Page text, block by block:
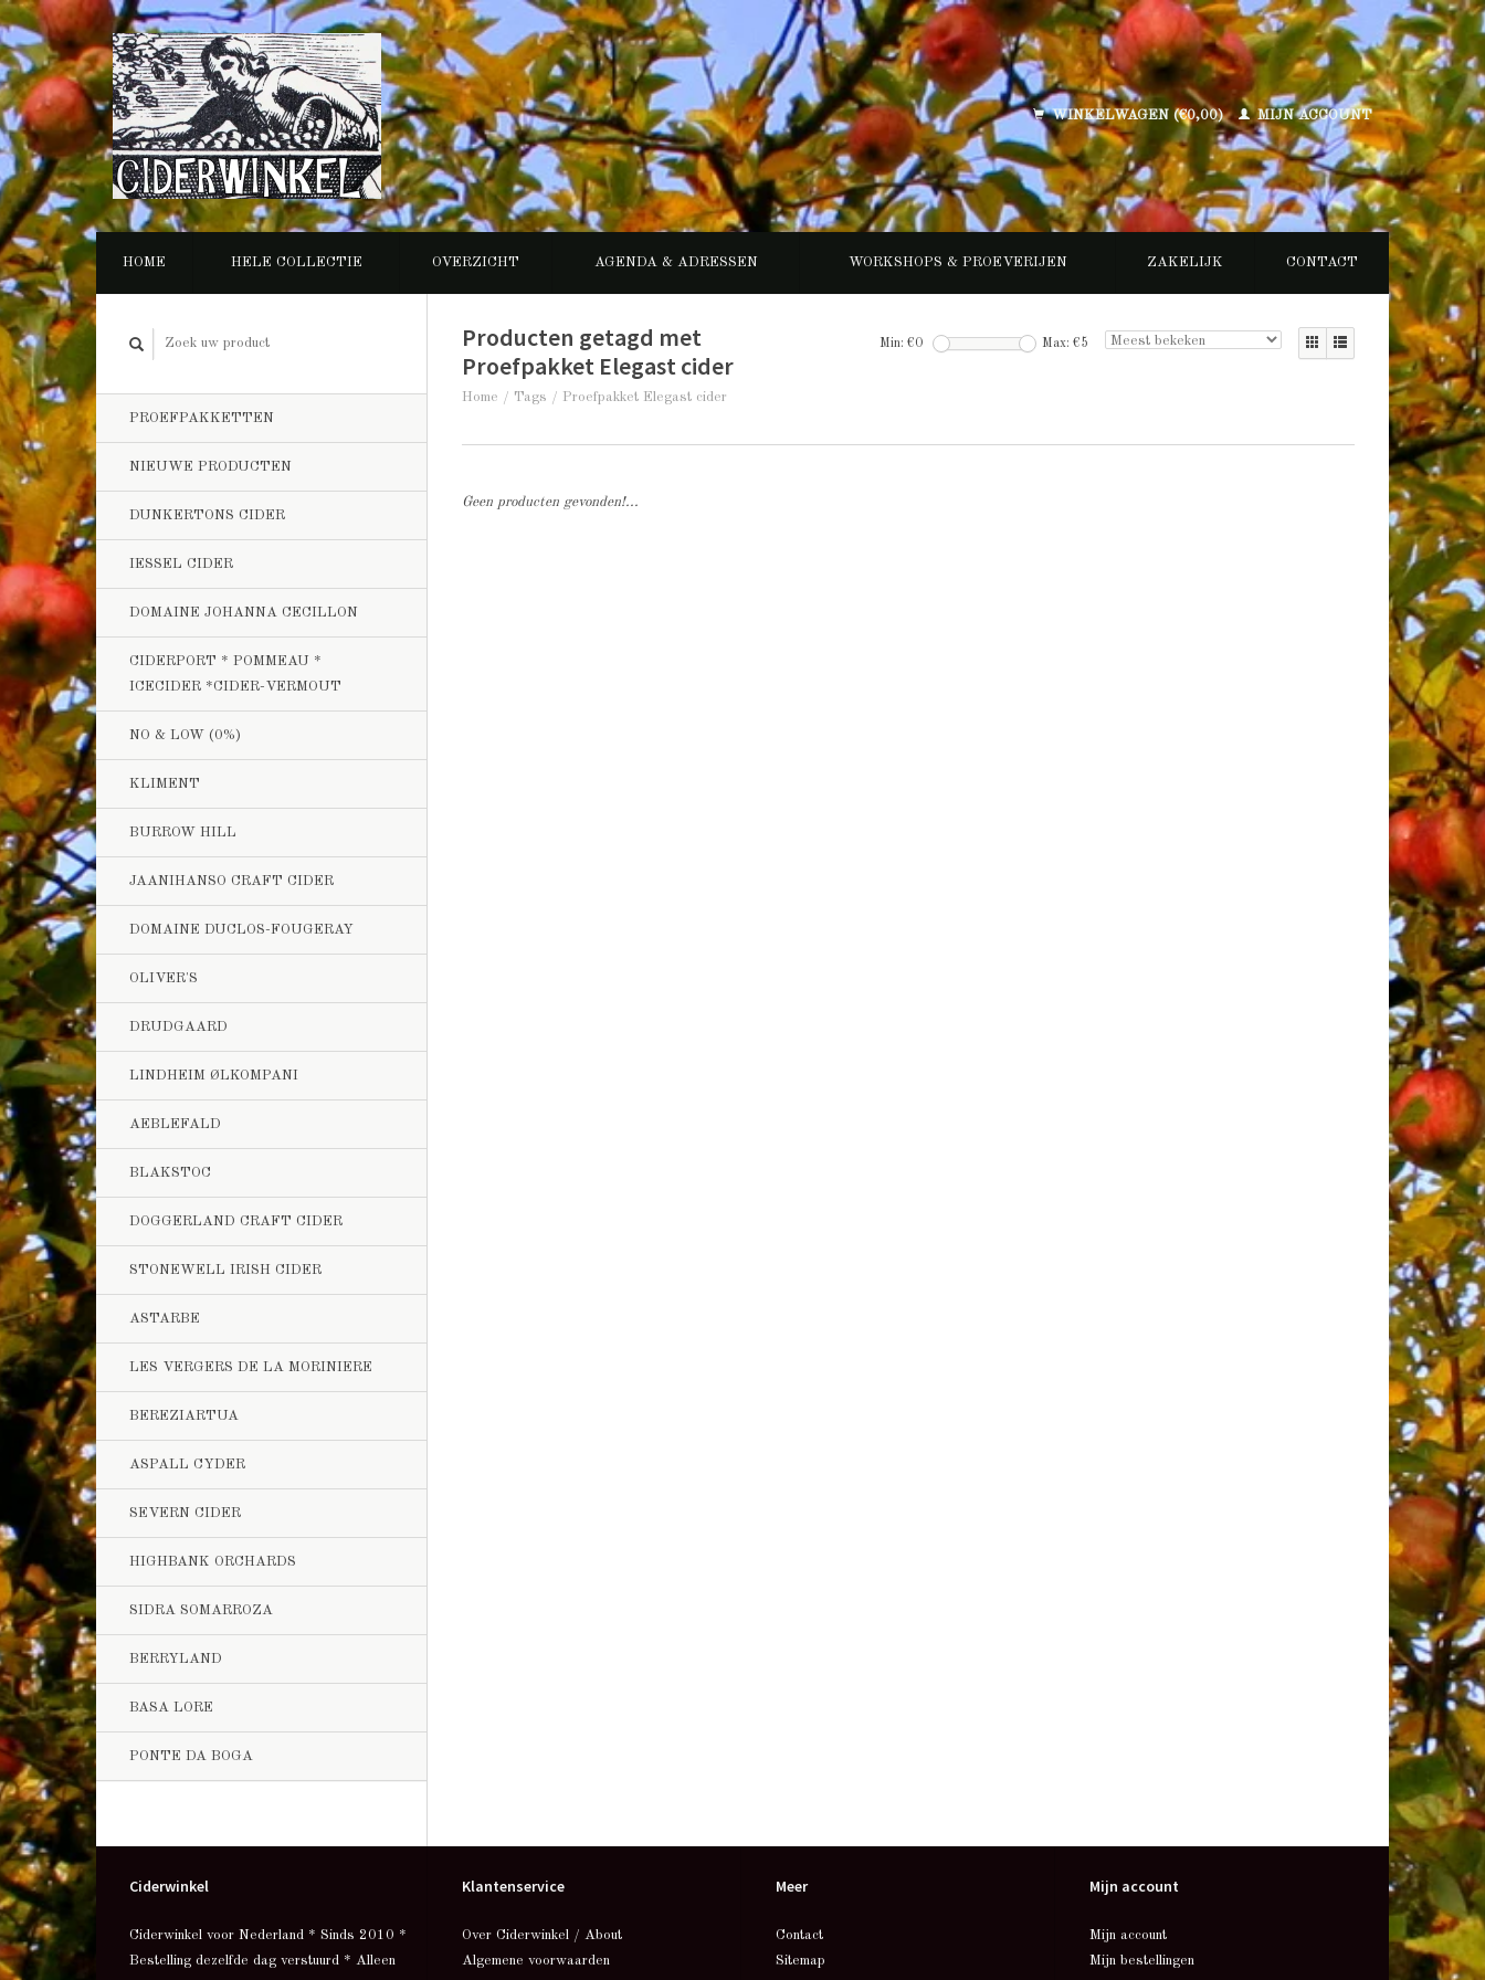
WINKELWAGEN (€0,00) MIJN ACCOUNT
HOME HELE COLLECTIE OVERZICHT AGENDA & ADRESSEN WORKSHOPS & PROEVERIJEN ZAKELIJK CONTACT
PROEFPAKKETTEN
NIEUWE PRODUCTEN
DUNKERTONS CIDER
IESSEL CIDER
DOMAINE JOHANNA CECILLON
CIDERPORT * POMMEAU *
ICECIDER *CIDER-VERMOUT
NO & LOW (0%)
KLIMENT
BURROW HILL
JAANIHANSO CRAFT CIDER
DOMAINE DUCLOS-FOUGERAY
OLIVER'S
DRUDGAARD
LINDHEIM ØLKOMPANI
AEBLEFALD
BLAKSTOC
DOGGERLAND CRAFT CIDER
STONEWELL IRISH CIDER
ASTARBE
LES VERGERS DE LA MORINIERE
BEREZIARTUA
ASPALL CYDER
SEVERN CIDER
HIGHBANK ORCHARDS
SIDRA SOMARROZA
BERRYLAND
BASA LORE
PONTE DA BOGA
Producten getagd met
Proefpakket Elegast cider
Home / Tags / Proefpakket Elegast cider
Min: €0 Max: €5
Geen producten gevonden!...
Ciderwinkel
Ciderwinkel voor Nederland * Sinds 2010 *
Bestelling dezelfde dag verstuurd * Alleen
Klantenservice
Over Ciderwinkel / About
Algemene voorwaarden
Meer
Contact
Sitemap
Mijn account
Mijn account
Mijn bestellingen